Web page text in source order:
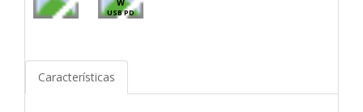
USB PD
Características